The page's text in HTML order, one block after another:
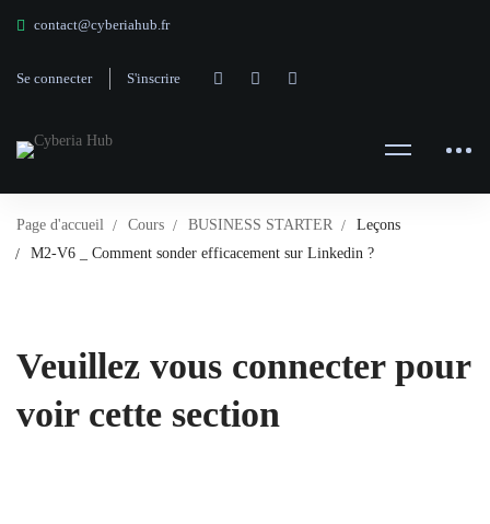
contact@cyberiahub.fr
Se connecter S'inscrire
Page d'accueil Cours BUSINESS STARTER
Leçons
M2-V6 _ Comment sonder efficacement sur Linkedin ?
Veuillez vous connecter pour
voir cette section